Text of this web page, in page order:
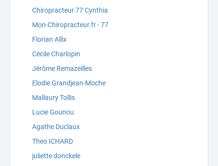
Chiropracteur 77 Cynthia
Mon-Chiropracteur.fr - 77
Florian Allix
Cécile Charlopin
Jérôme Remazeilles
Elodie Grandjean-Moche
Mallaury Tollis
Lucie Gounou
Agathe Duclaux
Theo ICHARD
juliette donckele